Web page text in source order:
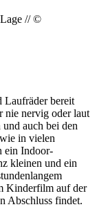
// ©
Laufräder bereit
nie nervig oder laut
auch bei den
in vielen
ein Indoor-
kleinen und ein
Kinderfilm auf der
Abschluss findet.